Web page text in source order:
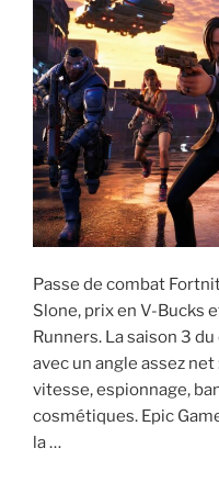
ou
Roi
des
quel
? »
Passe de combat
Slone, prix en V-Bucks
Runners. La saison 3
avec un angle assez
vitesse, espionnage,
cosmétiques. Epic
la …